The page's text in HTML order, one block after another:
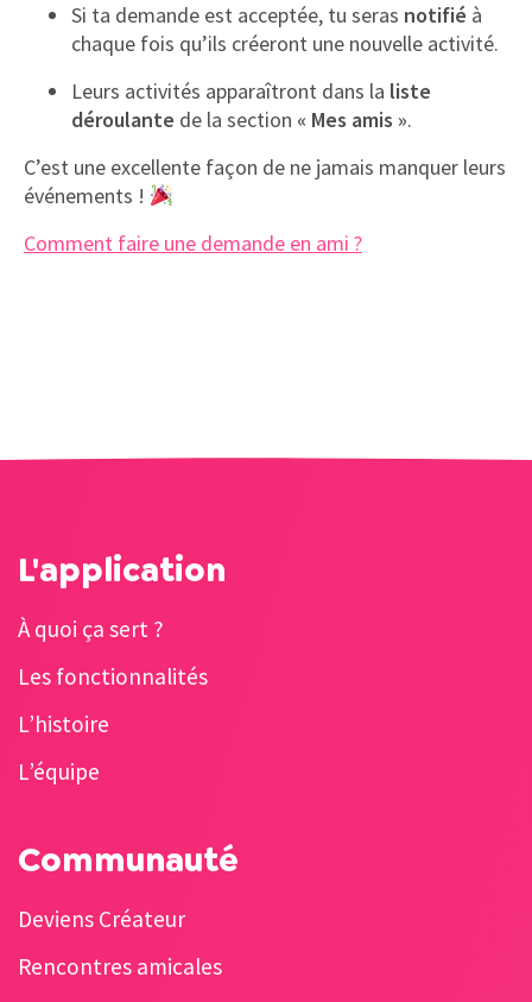
Si ta demande est acceptée, tu seras notifié à
chaque fois qu’ils créeront une nouvelle activité.
Leurs activités apparaîtront dans la liste
déroulante de la section « Mes amis ».
C’est une excellente façon de ne jamais manquer leurs
événements !
Comment faire une demande en ami ?
L'application
À quoi ça sert ?
Les fonctionnalités
L’histoire
L’équipe
Communauté
Deviens Créateur
Rencontres amicales